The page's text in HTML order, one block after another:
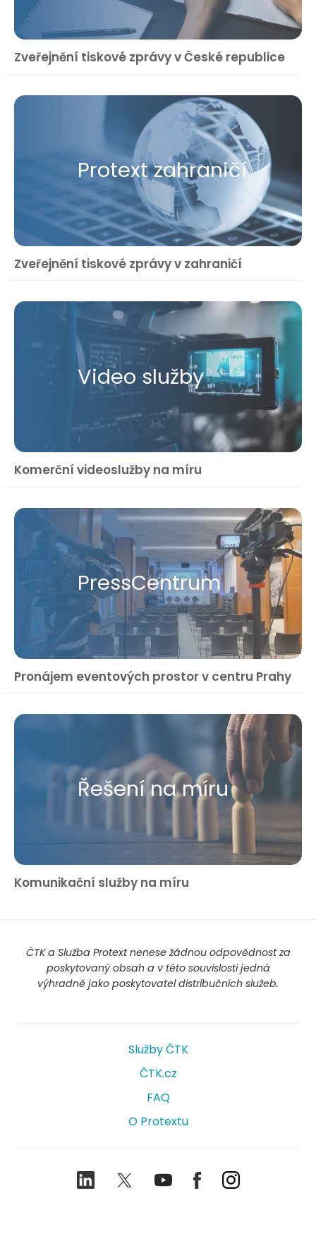
Zveřejnění tiskové zprávy v České republice
Protext zahraničí
Zveřejnění tiskové zprávy v zahraničí
Video služby
Komerční videoslužby na míru
Press​Centrum
Pronájem eventových prostor v centru Prahy
Řešení na míru
Komunikační služby na míru
ČTK a Služba Protext nenese žádnou odpovědnost za
poskytovaný obsah a v této souvislosti jedná
výhradně jako poskytovatel distribučních služeb.
Služby ČTK
ČTK.cz
FAQ
O Protextu
LinkedIn TwitterYoutubeFacebookInstagram